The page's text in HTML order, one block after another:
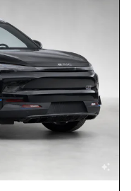
auto_awesome